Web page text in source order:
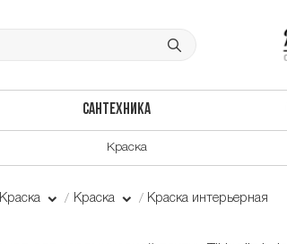
САНТЕХНИКА
Краска
Краска Краска Краска интерьерная